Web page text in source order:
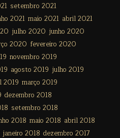
setembro 2021
2021 maio 2021 abril 2021
julho 2020 junho 2020
2020 fevereiro 2020
novembro 2019
agosto 2019 julho 2019
2019 março 2019
dezembro 2018
setembro 2018
2018 maio 2018 abril 2018
janeiro 2018 dezembro 2017